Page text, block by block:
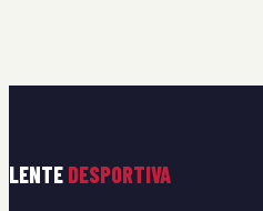
LENTE DESPORTIVA